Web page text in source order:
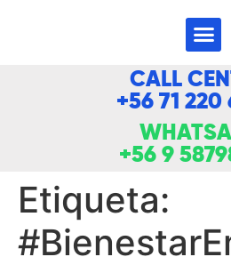
CALL
+56 71
+56 9
Etiqueta: